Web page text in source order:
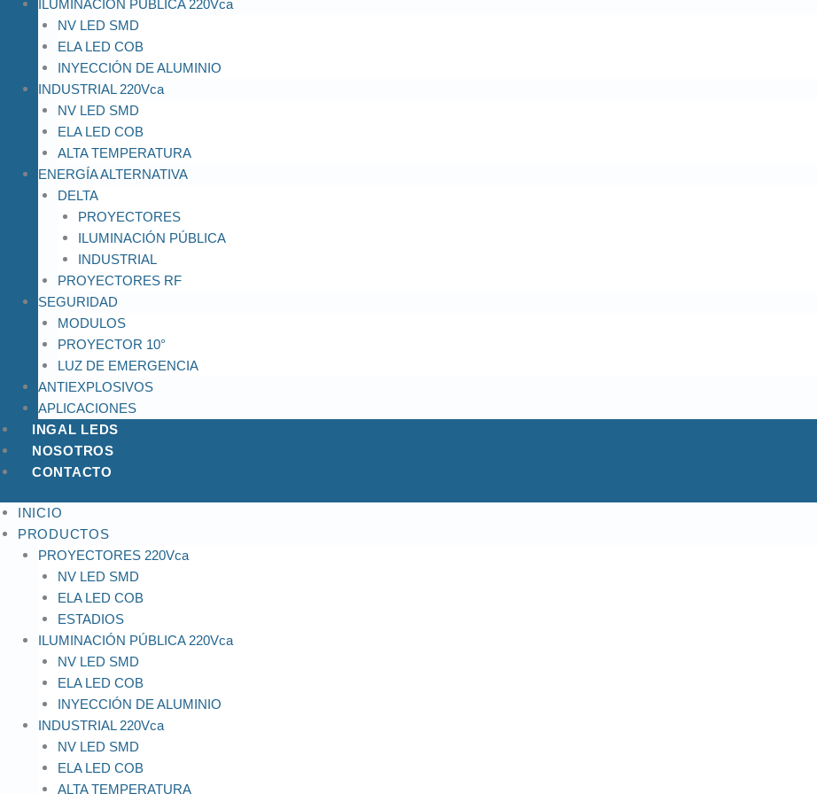
ILUMINACIÓN PÚBLICA 220Vca
NV LED SMD
ELA LED COB
INYECCIÓN DE ALUMINIO
INDUSTRIAL 220Vca
NV LED SMD
ELA LED COB
ALTA TEMPERATURA
ENERGÍA ALTERNATIVA
DELTA
PROYECTORES
ILUMINACIÓN PÚBLICA
INDUSTRIAL
PROYECTORES RF
SEGURIDAD
MODULOS
PROYECTOR 10°
LUZ DE EMERGENCIA
ANTIEXPLOSIVOS
APLICACIONES
INGAL LEDS
NOSOTROS
CONTACTO
INICIO
PRODUCTOS
PROYECTORES 220Vca
NV LED SMD
ELA LED COB
ESTADIOS
ILUMINACIÓN PÚBLICA 220Vca
NV LED SMD
ELA LED COB
INYECCIÓN DE ALUMINIO
INDUSTRIAL 220Vca
NV LED SMD
ELA LED COB
ALTA TEMPERATURA